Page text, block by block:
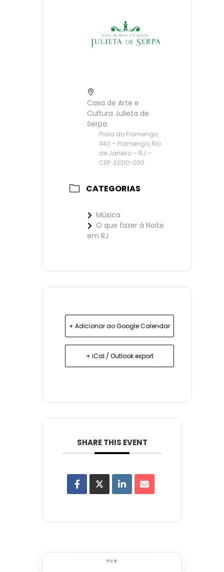
Casa de Arte e
Cultura Julieta de
Serpa
Praia do Flamengo,
340 – Flamengo, Rio
de Janeiro – RJ –
CEP: 22210-030
CATEGORIAS
Música
O que fazer à Noite
em RJ
+ Adicionar ao Google Calendar
+ iCal / Outlook export
SHARE THIS EVENT
PUB